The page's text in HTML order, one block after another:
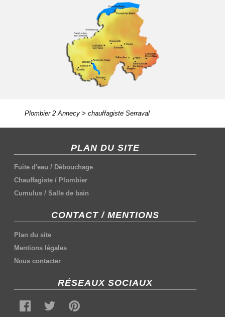
Plombier 2 Annecy> chauffagiste Serraval
PLAN DU SITE
Fuite d'eau / Débouchage
Chauffagiste / Plombier
Cumulus /Salle de bain
CONTACT / MENTIONS
Plan du site
Mentions légales
Nous contacter
RÉSEAUX SOCIAUX